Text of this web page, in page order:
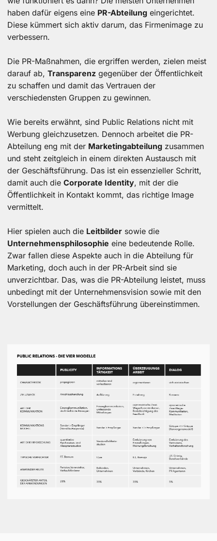
haben dafür eigens eine PR-Abteilung eingerichtet.
Diese kümmert sich aktiv darum, das Firmenimage zu
verbessern.
Die PR-Maßnahmen, die ergriffen werden, zielen meist
darauf ab, Transparenz gegenüber der Öffentlichkeit
zu schaffen und damit das Vertrauen der
verschiedensten Gruppen zu gewinnen.
Wie bereits erwähnt, sind Public Relations nicht mit
Werbung gleichzusetzen. Dennoch arbeitet die PR-
Abteilung eng mit der Marketingabteilung zusammen
und steht zeitgleich in einem direkten Austausch mit
der Geschäftsführung. Das ist ein essenzieller Schritt,
damit auch die Corporate Identity, mit der die
Öffentlichkeit in Kontakt kommt, das richtige Image
vermittelt.
Hier spielen auch die Leitbilder sowie die
Unternehmensphilosophie eine bedeutende Rolle.
Zwar fallen diese Aspekte auch in die Abteilung für
Marketing, doch auch in der PR-Arbeit sind sie
unverzichtbar. Das, was die PR-Abteilung leistet, muss
unbedingt mit der Unternehmensvision sowie mit den
Vorstellungen der Geschäftsführung übereinstimmen.